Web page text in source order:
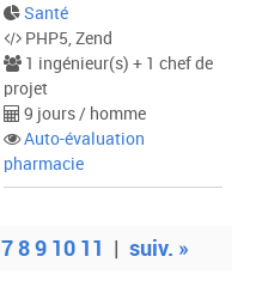
Santé
PHP5, Zend
1 ingénieur(s) + 1 chef de
projet
9 jours / homme
Auto-évaluation
pharmacie
7 8 9 10 11 | suiv. »